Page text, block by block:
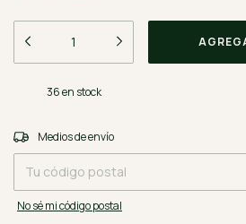
36en stock
Entregas para el CP:
Medios de envío
No sé mi código postal